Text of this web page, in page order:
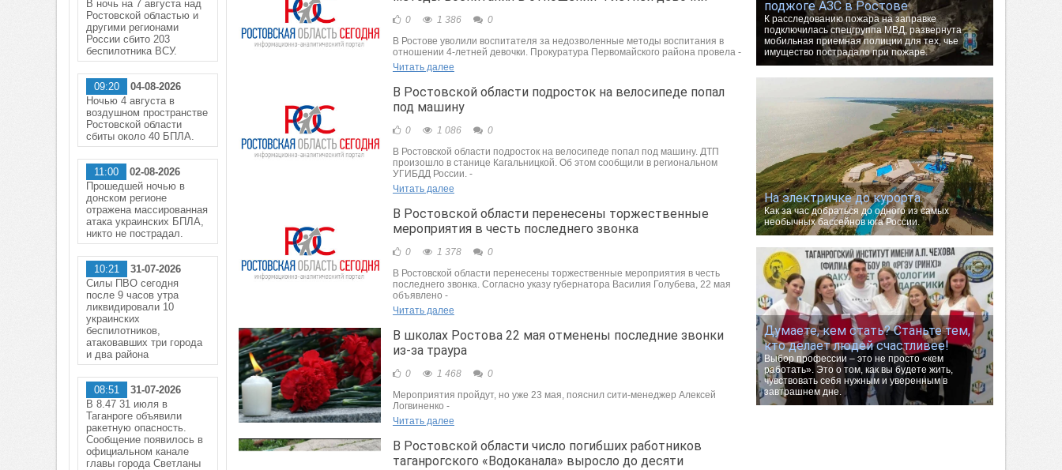
0 1 386
0
В Ростове уволили воспитателя за недозволенные методы воспитания в
отношении 4-летней девочки. Прокуратура Первомайского района провела -
Читать далее
В Ростовской области подросток на велосипеде попал
под машину
0 1 086
0
В Ростовской области подросток на велосипеде попал под машину. ДТП
произошло в станице Кагальницкой. Об этом сообщили в региональном
УГИБДД России. -
Читать далее
В Ростовской области перенесены торжественные
мероприятия в честь последнего звонка
0 1 378
0
В Ростовской области перенесены торжественные мероприятия в честь
последнего звонка. Согласно указу губернатора Василия Голубева, 22 мая
объявлено -
Читать далее
В школах Ростова 22 мая отменены последние звонки
из-за траура
0 1 468
0
Мероприятия пройдут, но уже 23 мая, пояснил сити-менеджер Алексей
Логвиненко -
Читать далее
В Ростовской области число погибших работников
таганрогского «Водоканала» выросло до десяти
поджоге АЗС в Ростове
К расследованию пожара на заправке
подключилась спецгруппа МВД, развернута
мобильная приемная полиции для тех, чье
имущество пострадало при пожаре.
На электричке до курорта.
Как за час добраться до одного из самых
необычных бассейнов юга России.
Думаете, кем стать? Станьте тем,
кто делает людей счастливее!
Выбор профессии – это не просто «кем
работать». Это о том, как вы будете жить,
чувствовать себя нужным и уверенным в
завтрашнем дне.
В ночь на 7 августа над
Ростовской областью и
другими регионами
России сбито 203
беспилотника ВСУ.
09:20
04-08-2026
Ночью 4 августа в
воздушном пространстве
Ростовской области
сбиты около 40 БПЛА.
11:00
02-08-2026
Прошедшей ночью в
донском регионе
отражена массированная
атака украинских БПЛА,
никто не пострадал.
10:21
31-07-2026
Силы ПВО сегодня
после 9 часов утра
ликвидировали 10
украинских
беспилотников,
атаковавших три города
и два района
08:51
31-07-2026
В 8.47 31 июля в
Таганроге объявили
ракетную опасность.
Сообщение появилось в
официальном канале
главы города Светланы